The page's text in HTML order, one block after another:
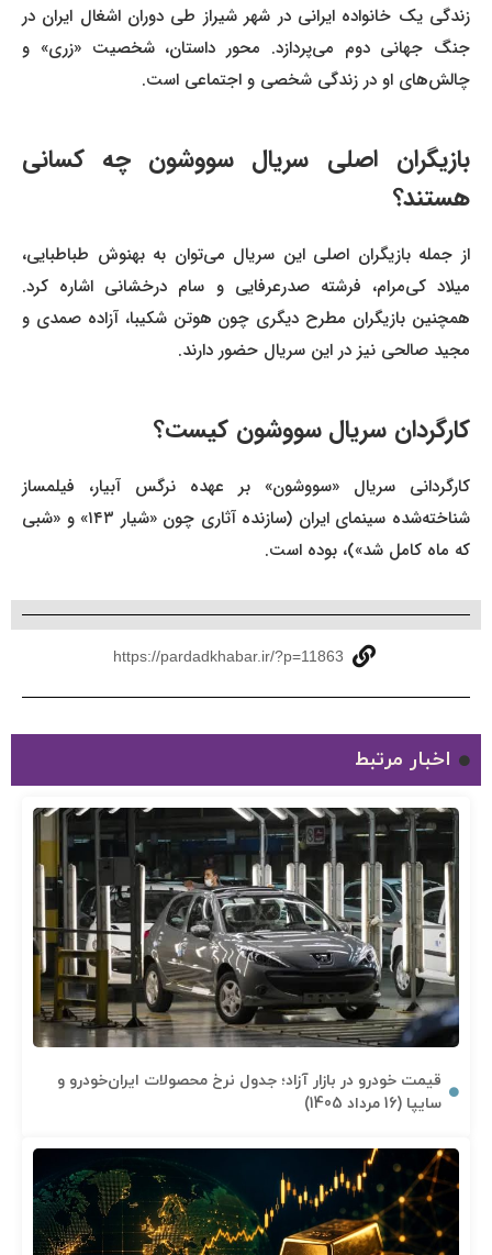
زندگی یک خانواده ایرانی در شهر شیراز طی دوران اشغال ایران در
جنگ جهانی دوم می‌پردازد. محور داستان، شخصیت «زری» و
چالش‌های او در زندگی شخصی و اجتماعی است.
بازیگران اصلیسریال سووشونچه کسانی
هستند؟
از جمله بازیگران اصلی این سریال می‌توان به بهنوش طباطبایی،
میلاد کی‌مرام، فرشته صدرعرفایی و سام درخشانی اشاره کرد.
همچنین بازیگران مطرح دیگری چون هوتن شکیبا، آزاده صمدی و
مجید صالحی نیز در این سریال حضور دارند.
کارگردانسریال سووشونکیست؟
کارگردانی سریال «سووشون» بر عهده نرگس آبیار، فیلمساز
شناخته‌شده سینمای ایران (سازنده آثاری چون «شیار ۱۴۳» و «شبی
که ماه کامل شد»)، بوده است.
https://pardadkhabar.ir/?p=11863
اخبار مرتبط
قیمت خودرو در بازار آزاد؛ جدول نرخ محصولات ایران‌خودرو و
سایپا (16 مرداد 1405)